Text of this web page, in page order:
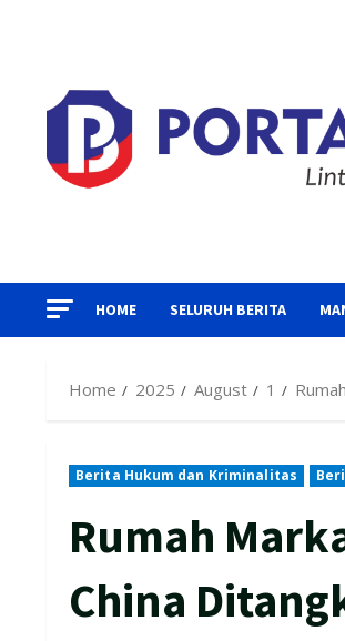
HOME SELURUH BERITA
Home 2025 August 1
Berita Hukum dan Kriminalitas
Rumah
China